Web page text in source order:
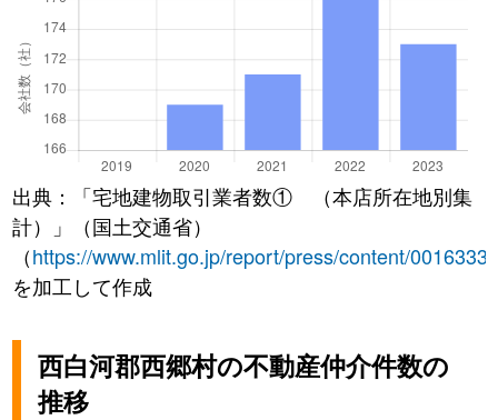
出典：「宅地建物取引業者数① （本店所在地別集
計）」（国土交通省）
（https://www.mlit.go.jp/report/press/content/
を加工して作成
西白河郡西郷村の不動産仲介件数の
推移